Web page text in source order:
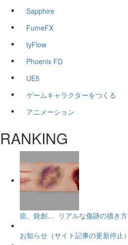
Sapphire
FumeFX
tyFlow
Phoenix FD
UE5
ゲームキャラクターをつくる
アニメーション
RANKING
痣、銃創..、リアルな傷跡の描き方
お知らせ（サイト記事の更新停止）